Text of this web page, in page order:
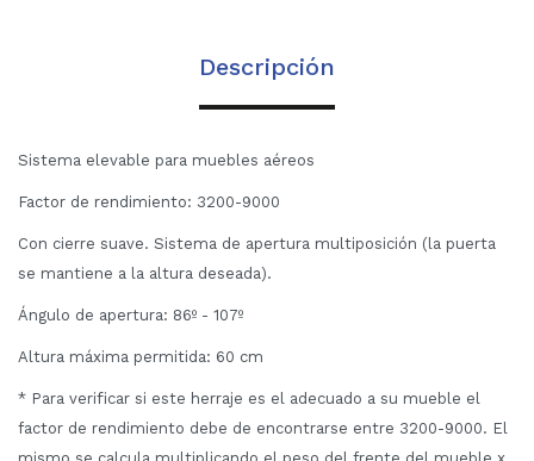
Descripción
Sistema elevable para muebles aéreos
Factor de rendimiento: 3200-9000
Con cierre suave. Sistema de apertura multiposición (la puerta
se mantiene a la altura deseada).
Ángulo de apertura: 86º - 107º
Altura máxima permitida: 60 cm
* Para verificar si este herraje es el adecuado a su mueble el
factor de rendimiento debe de encontrarse entre 3200-9000. El